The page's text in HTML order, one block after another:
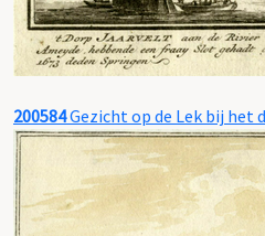
200584Gezicht op de Lek bij het